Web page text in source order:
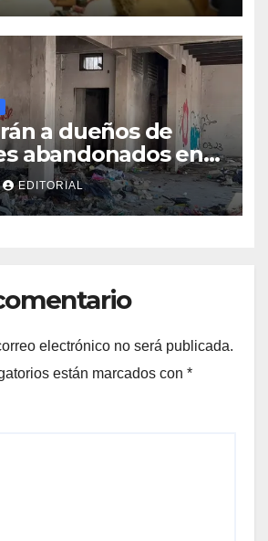
a dueños de
abandonados en
EDITORIAL
electrónico no será publicada.
están marcados con *